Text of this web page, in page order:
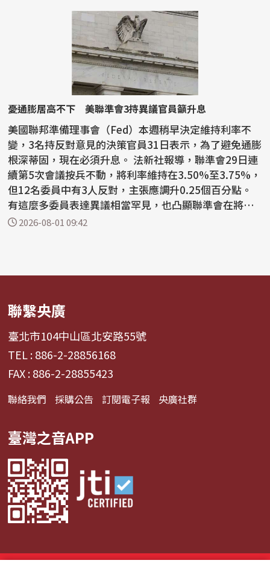
憂通膨居高不下 美聯準會3持異議官員籲升息
美國聯邦準備理事會（Fed）本週稍早決定維持利率不
變，3名持反對意見的決策官員31日表示，為了避免通膨
根深蒂固，現在必須升息。 法新社報導，聯準會29日連
續第5次會議按兵不動，將利率維持在3.50%至3.75%，
但12名委員中有3人反對，主張應調升0.25個百分點。
有這麼多委員表達異議相當罕見，也凸顯聯準會在將通
膨降...
2026-08-01 09:42
聯繫央廣
臺北市104中山區北安路55號
TEL : 886-2-28856168
FAX : 886-2-28855423
聯絡我們 採購公告 訂閱電子報 央廣社群
臺灣之音APP